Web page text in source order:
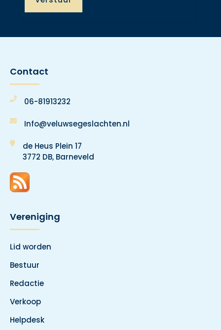
Contact
06-81913232
Info@veluwsegeslachten.nl
de Heus Plein 17
3772 DB, Barneveld
Vereniging
Lid worden
Bestuur
Redactie
Verkoop
Helpdesk